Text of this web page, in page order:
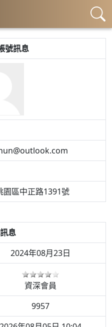
號訊息
園區中正路1391號
息
2024年08月23日
資深會員
9957